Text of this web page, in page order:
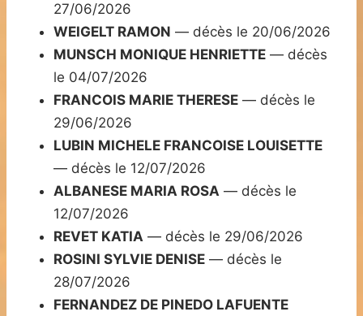
27/06/2026
WEIGELT RAMON — décès le 20/06/2026
MUNSCH MONIQUE HENRIETTE — décès
le 04/07/2026
FRANCOIS MARIE THERESE — décès le
29/06/2026
LUBIN MICHELE FRANCOISE LOUISETTE
— décès le 12/07/2026
ALBANESE MARIA ROSA — décès le
12/07/2026
REVET KATIA — décès le 29/06/2026
ROSINI SYLVIE DENISE — décès le
28/07/2026
FERNANDEZ DE PINEDO LAFUENTE